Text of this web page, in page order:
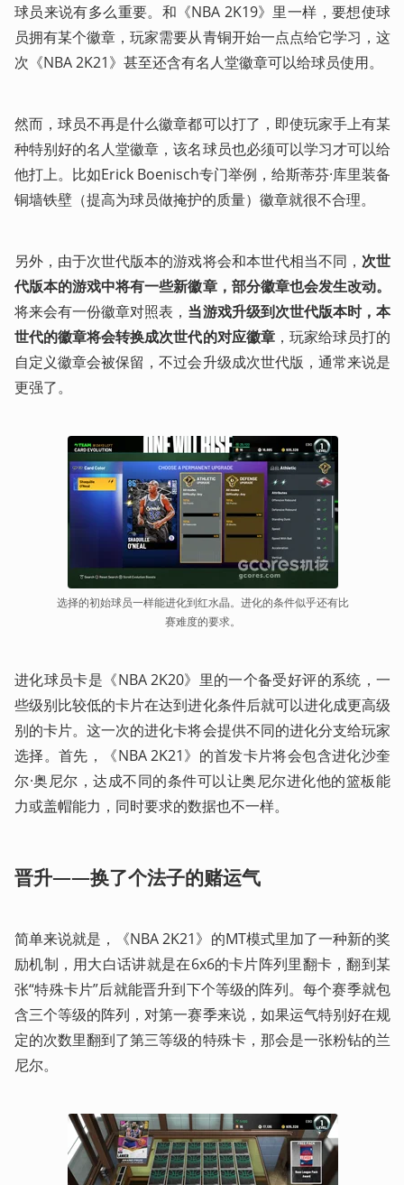
球员来说有多么重要。和《NBA 2K19》里一样，要想使球
员拥有某个徽章，玩家需要从青铜开始一点点给它学习，这
次《NBA 2K21》甚至还含有名人堂徽章可以给球员使用。
然而，球员不再是什么徽章都可以打了，即使玩家手上有某
种特别好的名人堂徽章，该名球员也必须可以学习才可以给
他打上。比如Erick Boenisch专门举例，给斯蒂芬·库里装备
铜墙铁壁（提高为球员做掩护的质量）徽章就很不合理。
另外，由于次世代版本的游戏将会和本世代相当不同， 次世
代版本的游戏中将有一些新徽章，部分徽章也会发生改动。
将来会有一份徽章对照表， 当游戏升级到次世代版本时，本
世代的徽章将会转换成次世代的对应徽章，玩家给球员打的
自定义徽章会被保留，不过会升级成次世代版，通常来说是
更强了。
选择的初始球员一样能进化到红水晶。进化的条件似乎还有比
赛难度的要求。
进化球员卡是《NBA 2K20》里的一个备受好评的系统，一
些级别比较低的卡片在达到进化条件后就可以进化成更高级
别的卡片。这一次的进化卡将会提供不同的进化分支给玩家
选择。首先，《NBA 2K21》的首发卡片将会包含进化沙奎
尔·奥尼尔，达成不同的条件可以让奥尼尔进化他的篮板能
力或盖帽能力，同时要求的数据也不一样。
晋升——换了个法子的赌运气
简单来说就是，《NBA 2K21》的MT模式里加了一种新的奖
励机制，用大白话讲就是在6x6的卡片阵列里翻卡，翻到某
张“特殊卡片”后就能晋升到下个等级的阵列。每个赛季就包
含三个等级的阵列，对第一赛季来说，如果运气特别好在规
定的次数里翻到了第三等级的特殊卡，那会是一张粉钻的兰
尼尔。